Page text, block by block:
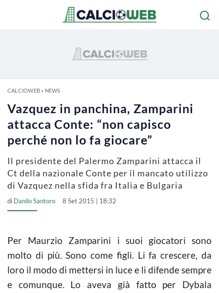
CALCIOWEB» NEWS
Vazquez in panchina, Zamparini
attacca Conte: “non capisco
perché non lo fa giocare”
Il presidente del Palermo Zamparini attacca il
Ct della nazionale Conte per il mancato utilizzo
di Vazquez nella sfida fra Italia e Bulgaria
di Danilo Santoro 8 Set 2015 | 18:32
Per Maurzio Zamparini i suoi giocatori sono
molto di più. Sono come figli. Li fa crescere, da
loro il modo di mettersi in luce e li difende sempre
e comunque. Lo aveva già fatto per Dybala